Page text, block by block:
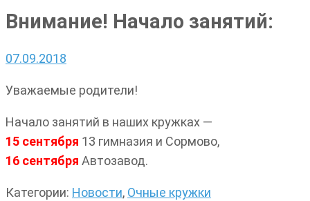
Внимание! Начало занятий:
07.09.2018
Уважаемые родители!
Начало занятий в наших кружках —
15 сентября 13 гимназия и Сормово,
16 сентября Автозавод.
Категории: Новости, Очные кружки